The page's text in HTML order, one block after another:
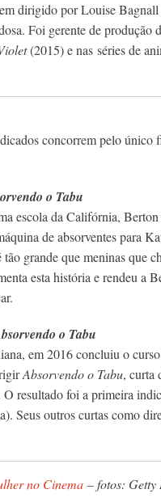
dirigido por Louise
Foi gerente de produção
(2015) e nas séries de
concorrem pelo
o Tabu
escola da Califórnia,
de absorventes para
grande que meninas que
esta história e rendeu a
o Tabu
em 2016 concluiu o
Absorvendo o Tabu, curta
resultado foi a primeira
Seus outros curtas como
no Cinema – fotos: Getty